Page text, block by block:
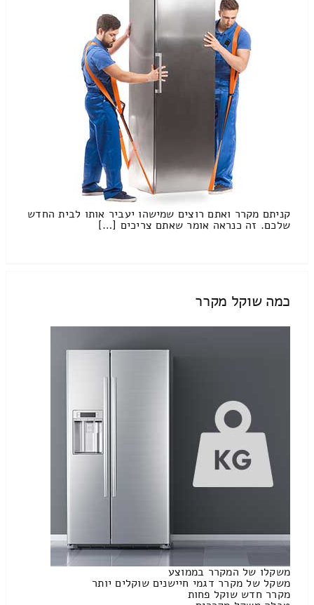
קניתם מקרר ואתם רוצים שמישהו יעביר אותו לבית החדש
שלכם. זה כנראה אומר שאתם צריכים […]
כמה שוקל מקרר
משקלו של המקרר בממוצע
משקל של מקרר דגמי חיישנים שוקלים יותר
מקרר חדש שוקל פחות